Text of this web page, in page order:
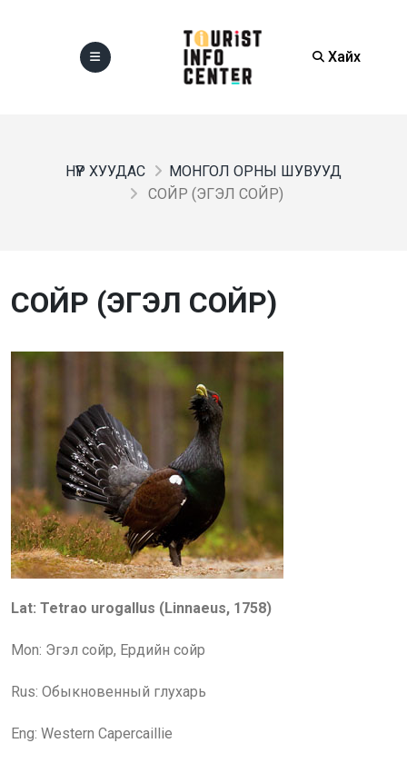
Хайх
НҮҮР ХУУДАС
МОНГОЛ ОРНЫ ШУВУУД
СОЙР (ЭГЭЛ СОЙР)
СОЙР (ЭГЭЛ СОЙР)
Lat: Tetrao urogallus (Linnaeus, 1758)
Mon: Эгэл сойр, Ердийн сойр
Rus: Обыкновенный глухарь
Eng: Western Capercaillie